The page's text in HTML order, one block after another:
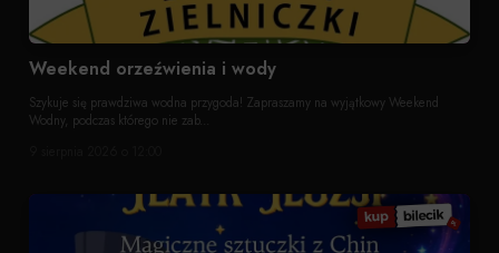
Weekend orzeźwienia i wody
Szykuje się prawdziwa wodna przygoda! Zapraszamy na wyjątkowy Weekend
Wodny, podczas którego nie zab...